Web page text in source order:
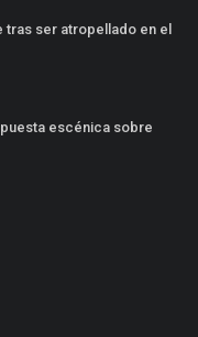
ser atropellado en el
escénica sobre